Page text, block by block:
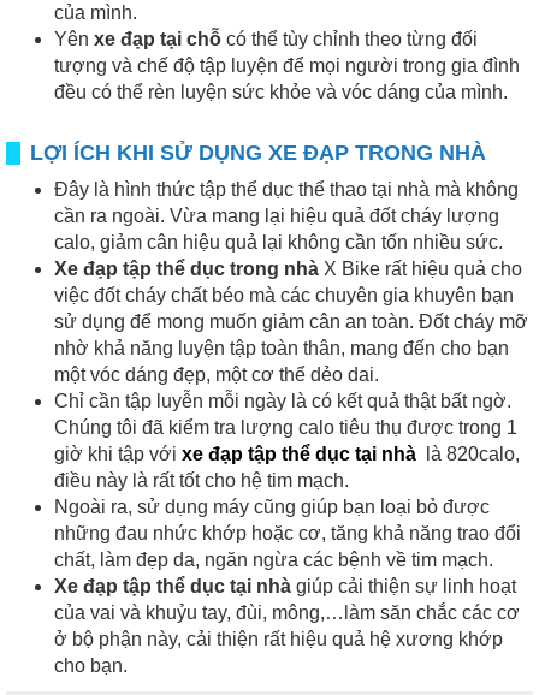
của mình.
Yên xe đạp tại chỗ có thể tùy chỉnh theo từng đối
tượng và chế độ tập luyện để mọi người trong gia đình
đều có thể rèn luyện sức khỏe và vóc dáng của mình.
LỢI ÍCH KHI SỬ DỤNG XE ĐẠP TRONG NHÀ
Đây là hình thức tập thể dục thể thao tại nhà mà không
cần ra ngoài. Vừa mang lại hiệu quả đốt cháy lượng
calo, giảm cân hiệu quả lại không cần tốn nhiều sức.
Xe đạp tập thể dục trong nhà X Bike rất hiệu quả cho
việc đốt cháy chất béo mà các chuyên gia khuyên bạn
sử dụng để mong muốn giảm cân an toàn. Đốt cháy mỡ
nhờ khả năng luyện tập toàn thân, mang đến cho bạn
một vóc dáng đẹp, một cơ thể dẻo dai.
Chỉ cần tập luyễn mỗi ngày là có kết quả thật bất ngờ.
Chúng tôi đã kiểm tra lượng calo tiêu thụ được trong 1
giờ khi tập với xe đạp tập thể dục tại nhà
là 820calo,
điều này là rất tốt cho hệ tim mạch.
Ngoài ra, sử dụng máy cũng giúp bạn loại bỏ được
những đau nhức khớp hoặc cơ, tăng khả năng trao đổi
chất, làm đẹp da, ngăn ngừa các bệnh về tim mạch.
Xe đạp tập thể dục tại nhà giúp cải thiện sự linh hoạt
của vai và khuỷu tay, đùi, mông,…làm săn chắc các cơ
ở bộ phận này, cải thiện rất hiệu quả hệ xương khớp
cho bạn.